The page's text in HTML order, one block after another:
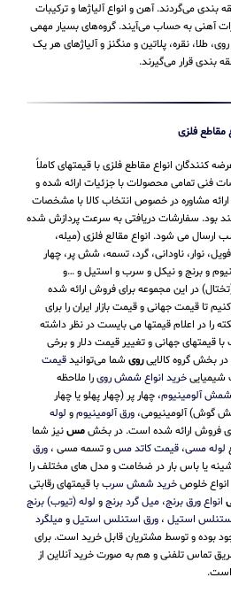
بندی می‌گردند. آهن و انواع آلیاژها و ترکیبات
آهنی به حساب می‌‌آیند. گروه‌های بسیار مهمی
طلا، نقره، پلاتین و منگنز و آلیاژهای هر یک
بندی قرار می‌‌گیرند.
مقاطع فلزی
کنندگان انواع مقاطع فلزی با قیمتهای کاملاً
فنی تمامی محصولات با جزئیات ارائه شده و
مشاوره در خصوص انتخاب کالا با مشخصات
بود. سفارشات دریافتی به سرعت پردازش شده
ارسال می شود. انواع مقالع فلزی (میله،
نوار، ناودانی، گرد، تسمه، شش پر، چهار
و برنج و نیکل و سرب و استیل و …و
در این مجموعه برای فروش ارائه شده
تا قیمت جهانی و قیمت بازار ایران را برای
را در اعلام قیمتها می بایست در نظر داشته
با قیمتهای جهانی و تغییر قیمت دلار و برخی
بخش گروه کالاییروی شما می‌توانیدقیمت
خرید انواع شمش رویرا ملاحظه
شمش آلومینیوم، چهار پر (چهار پهلو یا چهار
آلومینیومی، ورق آلومینیومو لوله
فروش ارائه شده است. در بخشمسنیز شما
لوله مسی، قیمت کاتد مسو تسمه مسی ، ورق
یا باس بار در ضخامت و مدل های مختلف را
انواع خلوصخرید شمش سرببا قیمتهای رقابتی
انواع ورق برنج، میل گرد برنجو لوله (تیوب) برنج
استیل ، ورق استنلس استیلومیلگرد
بوده و توسط مشتریان قابل خرید است. برای
تماس تلفنی و هم به صورت خرید آنلاین از
است.